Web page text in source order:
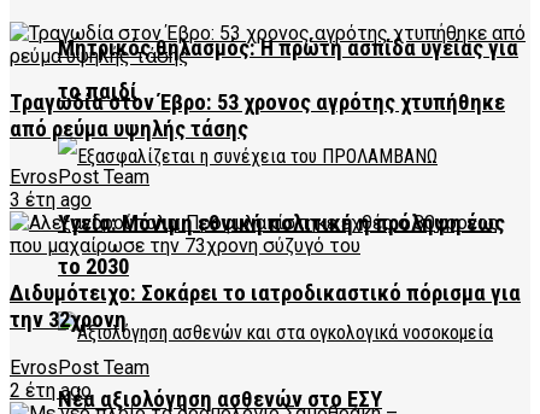
Μητρικός θηλασμός: Η πρώτη ασπίδα υγείας για
το παιδί
Υγεία: Μόνιμη εθνική πολιτική η πρόληψη έως
το 2030
Νέα αξιολόγηση ασθενών στο ΕΣΥ
Τραγωδία στον Έβρο: 53 χρονος αγρότης χτυπήθηκε
από ρεύμα υψηλής τάσης
EvrosPost Team
3 έτη ago
Διδυμότειχο: Σοκάρει το ιατροδικαστικό πόρισμα για
την 32χρονη
EvrosPost Team
2 έτη ago